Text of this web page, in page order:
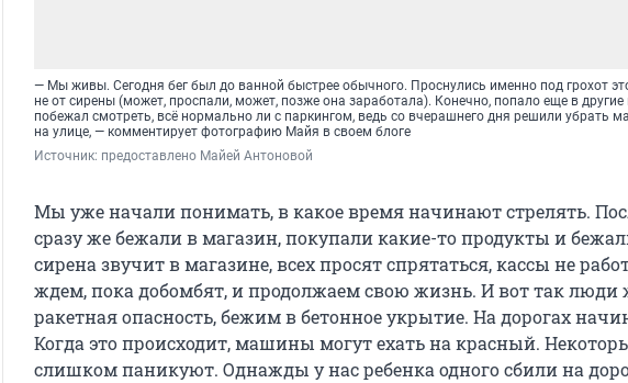
— Мы живы. Сегодня бег был до ванной быстрее обычного. Проснулись именно под грохот
не от сирены (может, проспали, может, позже она заработала). Конечно, попало еще в
побежал смотреть, всё нормально ли с паркингом, ведь со вчерашнего дня решили убрать
на улице, — комментирует фотографию Майя в своем блоге
Источник: предоставлено Майей Антоновой
Мы уже начали понимать, в какое время начинают стрелять.
сразу же бежали в магазин, покупали какие-то продукты и
сирена звучит в магазине, всех просят спрятаться, кассы не
ждем, пока добомбят, и продолжаем свою жизнь. И вот так люди
ракетная опасность, бежим в бетонное укрытие. На дорогах
Когда это происходит, машины могут ехать на красный.
слишком паникуют. Однажды у нас ребенка одного сбили на